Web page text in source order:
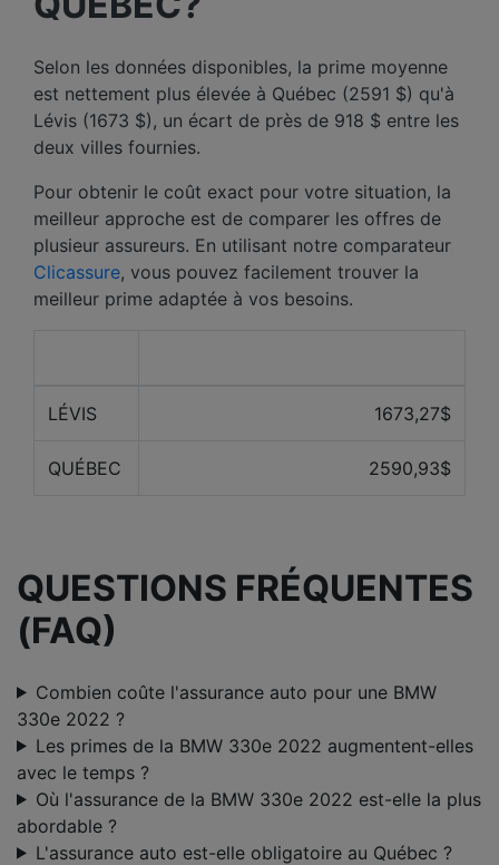
Selon les données disponibles, la prime moyenne
est nettement plus élevée à Québec (2591 $) qu'à
Lévis (1673 $), un écart de près de 918 $ entre les
deux villes fournies.
Pour obtenir le coût exact pour votre situation, la
meilleur approche est de comparer les offres de
plusieur assureurs. En utilisant notre comparateur
Clicassure, vous pouvez facilement trouver la
meilleur prime adaptée à vos besoins.
LÉVIS 1673,27$
QUÉBEC 2590,93$
QUESTIONS FRÉQUENTES
(FAQ)
Combien coûte l'assurance auto pour une BMW
330e 2022 ?
Les primes de la BMW 330e 2022 augmentent-elles
avec le temps ?
Où l'assurance de la BMW 330e 2022 est-elle la plus
abordable ?
L'assurance auto est-elle obligatoire au Québec ?